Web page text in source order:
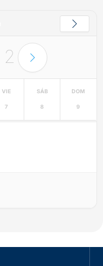
2
VIE
7
SÁB
8
DOM
9